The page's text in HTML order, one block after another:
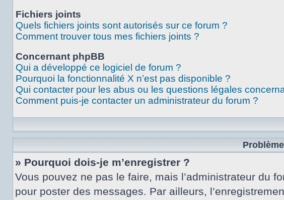
Fichiers joints
Quels fichiers joints sont autorisés sur ce forum ?
Comment trouver tous mes fichiers joints ?
Concernant phpBB
Qui a développé ce logiciel de forum ?
Pourquoi la fonctionnalité X n’est pas disponible ?
Qui contacter pour les abus ou les questions légales
Comment puis-je contacter un administrateur du forum ?
» Pourquoi dois-je m’enregistrer ?
Vous pouvez ne pas le faire, mais l’administrateur du
pour poster des messages. Par ailleurs,